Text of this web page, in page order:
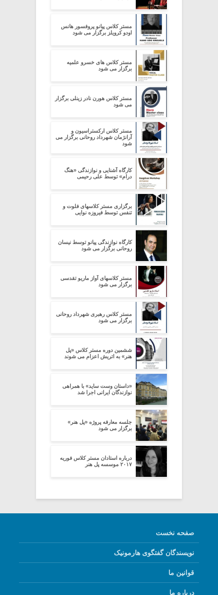
مستر کلاس پیانو پروفسور هانس
اودو کرویلز برگزار می شود
مستر کلاس های خسرو علمیه
برگزار می شود
مستر کلاس هورن نادر زینلی برگزار
می شود
مستر کلاس ارکستراسیون و
آرانژمان شهرداد روحانی برگزار می
شود
کارگاه آشنایی و نوازندگی «هنگ
درام» توسط علی رحیمی
برگزاری مستر کلاسهای فلوت و
تنفس توسط فیروزه نوایی
کارگاه نوازندگی پیانو توسط نیسان
روحانی برگزار می شود
مستر کلاسهای آواز ماریو تقدسی
برگزار می شود
مستر کلاس رهبری شهرداد روحانی
برگزار می شود
ششمین دوره مستر کلاس «پل
هنر» به اتریش اعزام می شوند
«داستان وست ساید» با همراهی
نوازندگان ایرانی اجرا شد
جلسه معارفه پروژه «پل هنر»
برگزار می شود
درباره استادان مستر کلاس فوریه
۲۰۱۷ موسسه پل هنر
صفحه نخست
نویسندگان گفتگوی هارمونیک
قوانین ما
درباره ما